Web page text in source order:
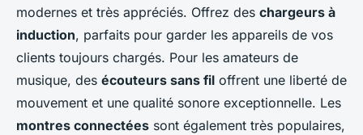
modernes et très appréciés. Offrez des chargeurs à
induction, parfaits pour garder les appareils de vos
clients toujours chargés. Pour les amateurs de
musique, des écouteurs sans fil offrent une liberté de
mouvement et une qualité sonore exceptionnelle. Les
montres connectées sont également très populaires,